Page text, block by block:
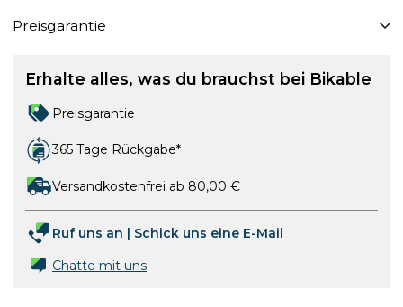
Preisgarantie
Erhalte alles, was du brauchst bei Bikable
Preisgarantie
365 Tage Rückgabe*
Versandkostenfrei ab 80,00 €
Ruf uns an | Schick uns eine E-Mail
Chatte mit uns